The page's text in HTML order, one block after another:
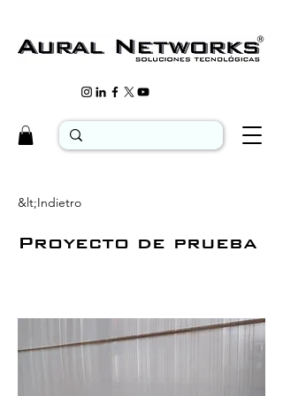
&lt;Indietro
Proyecto de prueba